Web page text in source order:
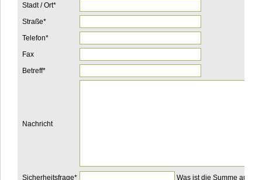
Pflichtfeld
Stadt / Ort*
Pflichtfeld
Straße*
Pflichtfeld
Telefon*
Fax
Pflichtfeld
Betreff*
Nachricht
Pflichtfeld
Sicherheitsfrage* Was ist die Summe aus 1